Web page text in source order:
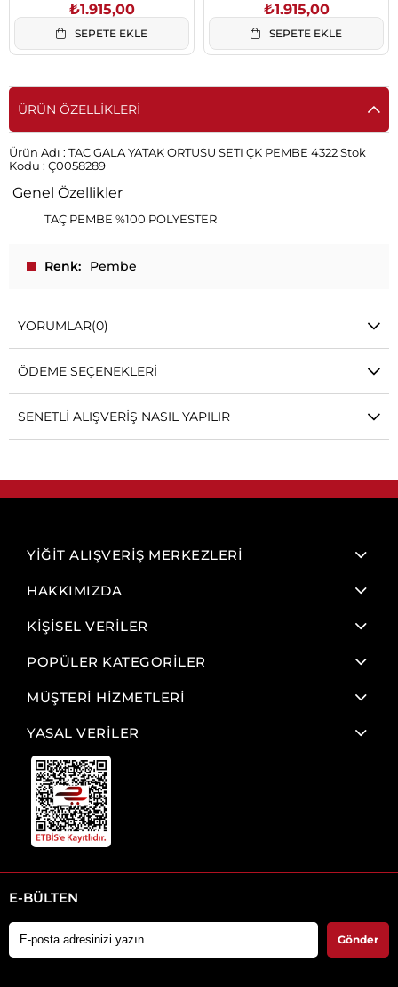
₺1.915,00
SEPETE EKLE
₺1.915,00
SEPETE EKLE
ÜRÜN ÖZELLIKLERI
Ürün Adı : TAC GALA YATAK ORTUSU SETI ÇK PEMBE 4322 Stok
Kodu : Ç0058289
Genel Özellikler
TAÇ PEMBE %100 POLYESTER
Renk Pembe
YORUMLAR(0)
ÖDEME SEÇENEKLERI
SENETLI ALIŞVERIŞ NASIL YAPILIR
YİĞİT ALIŞVERİŞ MERKEZLERİ
HAKKIMIZDA
KİŞİSEL VERİLER
POPÜLER KATEGORİLER
MÜŞTERİ HİZMETLERİ
YASAL VERİLER
E-BÜLTEN
Gönder